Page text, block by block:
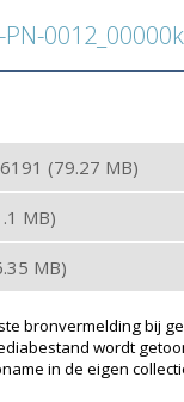
PN-
(79.27 MB)
MB)
MB)
bronvermelding bij
wordt
in de eigen